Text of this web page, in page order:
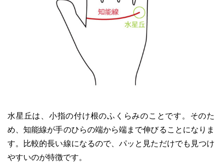
水星丘は、小指の付け根のふくらみのことです。そのた
め、知能線が手のひらの端から端まで伸びることになりま
す。比較的長い線になるので、パッと見ただけでも見つけ
やすいのが特徴です。